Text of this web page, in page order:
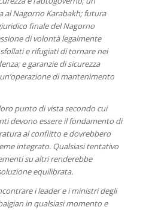
al Nagorno Karabakh; futura
finale del Nagorno
di volontà legalmente
e rifugiati di tornare nei
e garanzie di sicurezza
di mantenimento
punto di vista secondo cui
devono essere il fondamento di
al conflitto e dovrebbero
integrato. Qualsiasi tentativo
su altri renderebbe
equilibrata.
i leader e i ministri degli
in qualsiasi momento e